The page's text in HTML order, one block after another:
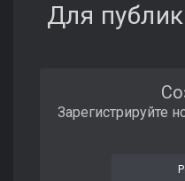
Для
Зарегистрируйте